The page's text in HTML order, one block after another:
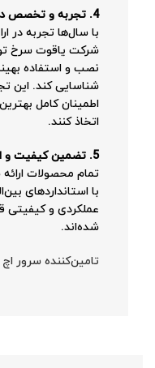
4. تجربه و تخصص در دیتاسنترهای ایرانی:
شرکت یاقوت سرخ
نصب و استفاده
شناسایی کند. این
اطمینان کامل
اتخاذ کنند.
5. تضمین کیفیت و استاندارد:
تمام محصولات
عملکردی و کیفیتی
شده‌اند.
تامین‌کننده سرور